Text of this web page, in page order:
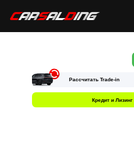
Рассчитать Trade-in
Кредит и Лизинг